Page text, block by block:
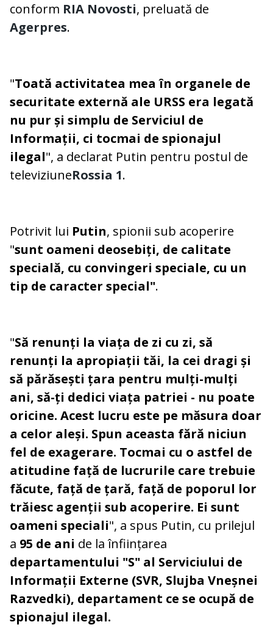
conform RIA Novosti, preluată de
Agerpres.
"Toată activitatea mea în organele de
securitate externă ale URSS era legată
nu pur și simplu de Serviciul de
Informații, ci tocmai de spionajul
ilegal", a declarat Putin pentru postul de
televiziuneRossia 1.
Potrivit lui Putin, spionii sub acoperire
"sunt oameni deosebiți, de calitate
specială, cu convingeri speciale, cu un
tip de caracter special".
"Să renunți la viața de zi cu zi, să
renunți la apropiații tăi, la cei dragi și
să părăsești țara pentru mulți-mulți
ani, să-ți dedici viața patriei - nu poate
oricine. Acest lucru este pe măsura doar
a celor aleși. Spun aceasta fără niciun
fel de exagerare. Tocmai cu o astfel de
atitudine față de lucrurile care trebuie
făcute, față de țară, față de poporul lor
trăiesc agenții sub acoperire. Ei sunt
oameni speciali", a spus Putin, cu prilejul
a 95 de ani de la înființarea
departamentului "S" al Serviciului de
Informații Externe (SVR, Slujba Vneșnei
Razvedki), departament ce se ocupă de
spionajul ilegal.